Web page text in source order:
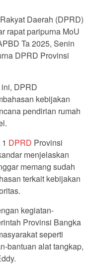
Daerah (DPRD)
rapat paripurna MoU
Ta 2025, Senin
DPRD Provinsi
DPRD
kebijakan
pendirian rumah
DPRD Provinsi
menjelaskan
memang sudah
terkait kebijakan
kegiatan-
Provinsi Bangka
seperti
bantuan alat tangkap,